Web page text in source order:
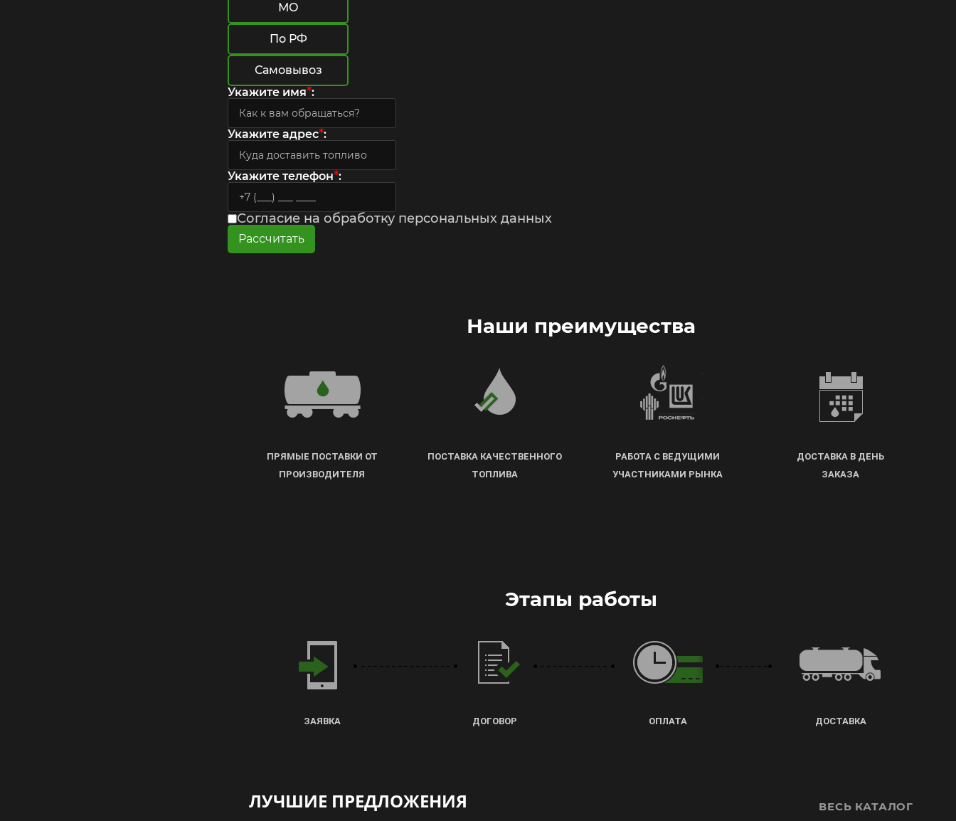
МО
По РФ
Самовывоз
Укажите имя*:
Укажите адрес*:
Укажите телефон*:
Согласие на обработку персональных данных
Наши преимущества
ПРЯМЫЕ ПОСТАВКИ ОТ
ПРОИЗВОДИТЕЛЯ
ПОСТАВКА КАЧЕСТВЕННОГО
ТОПЛИВА
РАБОТА С ВЕДУЩИМИ
УЧАСТНИКАМИ РЫНКА
ДОСТАВКА В ДЕНЬ
ЗАКАЗА
Этапы работы
ЗАЯВКА ДОГОВОР ОПЛАТА ДОСТАВКА
ЛУЧШИЕ ПРЕДЛОЖЕНИЯ ВЕСЬ КАТАЛОГ